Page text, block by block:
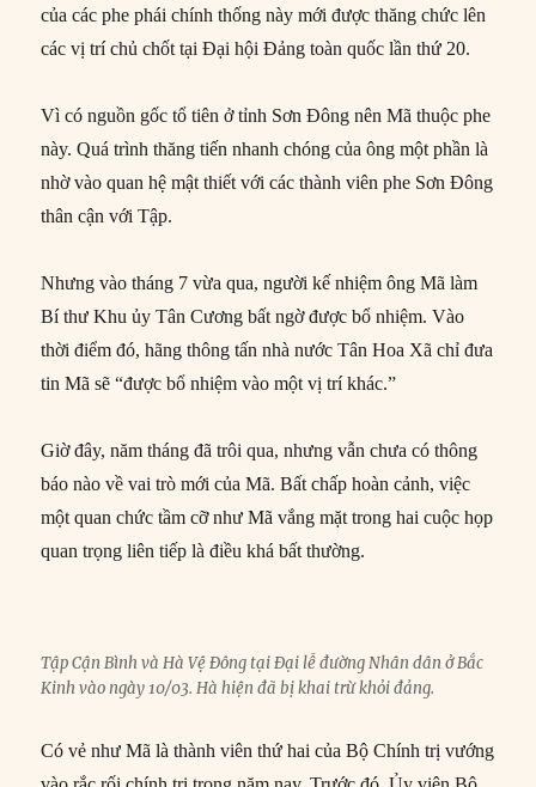
của các phe phái chính thống này mới được thăng chức lên
các vị trí chủ chốt tại Đại hội Đảng toàn quốc lần thứ 20.
Vì có nguồn gốc tổ tiên ở tỉnh Sơn Đông nên Mã thuộc phe
này. Quá trình thăng tiến nhanh chóng của ông một phần là
nhờ vào quan hệ mật thiết với các thành viên phe Sơn Đông
thân cận với Tập.
Nhưng vào tháng 7 vừa qua, người kế nhiệm ông Mã làm
Bí thư Khu ủy Tân Cương bất ngờ được bổ nhiệm. Vào
thời điểm đó, hãng thông tấn nhà nước Tân Hoa Xã chỉ đưa
tin Mã sẽ “được bổ nhiệm vào một vị trí khác.”
Giờ đây, năm tháng đã trôi qua, nhưng vẫn chưa có thông
báo nào về vai trò mới của Mã. Bất chấp hoàn cảnh, việc
một quan chức tầm cỡ như Mã vắng mặt trong hai cuộc họp
quan trọng liên tiếp là điều khá bất thường.
Tập Cận Bình và Hà Vệ Đông tại Đại lễ đường Nhân dân ở Bắc
Kinh vào ngày 10/03. Hà hiện đã bị khai trừ khỏi đảng.
Có vẻ như Mã là thành viên thứ hai của Bộ Chính trị vướng